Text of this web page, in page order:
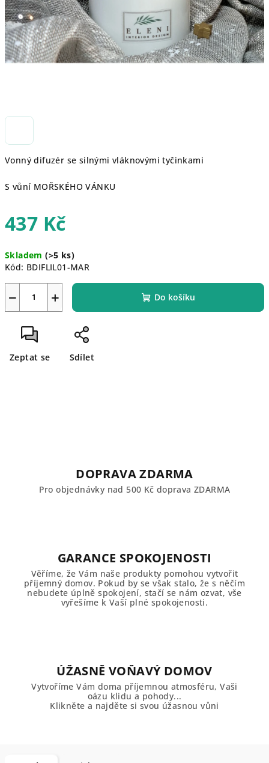
Vonný difuzér se silnými vláknovými tyčinkami
S vůní MOŘSKÉHO VÁNKU
437 Kč
cena:
Skladem(>5 ks)
Kód: BDIFLIL01-MAR
+
− Do košíku
Zeptat se Sdílet
DOPRAVA ZDARMA
Pro objednávky nad 500 Kč doprava ZDARMA
GARANCE SPOKOJENOSTI
Věříme, že Vám naše produkty pomohou vytvořit
příjemný domov. Pokud by se však stalo, že s něčím
nebudete úplně spokojení, stačí se nám ozvat, vše
vyřešíme k Vaší plné spokojenosti.
ÚŽASNĚ VOŇAVÝ DOMOV
Vytvoříme Vám doma příjemnou atmosféru, Vaši
oázu klidu a pohody...
Klikněte a najděte si svou úžasnou vůni